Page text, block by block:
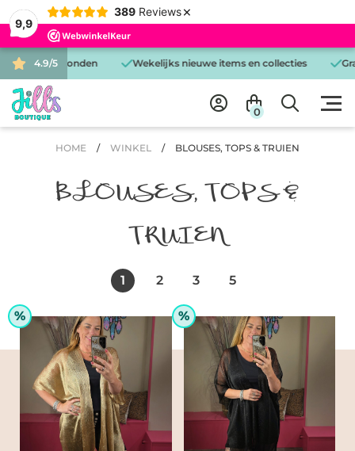
9,9
389 Reviews ×
4.9/5
verzonden Wekelijks nieuwe items en collecties Gratis
0
HOME / WINKEL / BLOUSES, TOPS & TRUIEN
BLOUSES, TOPS &
TRUIEN
1 2 3 5
% %